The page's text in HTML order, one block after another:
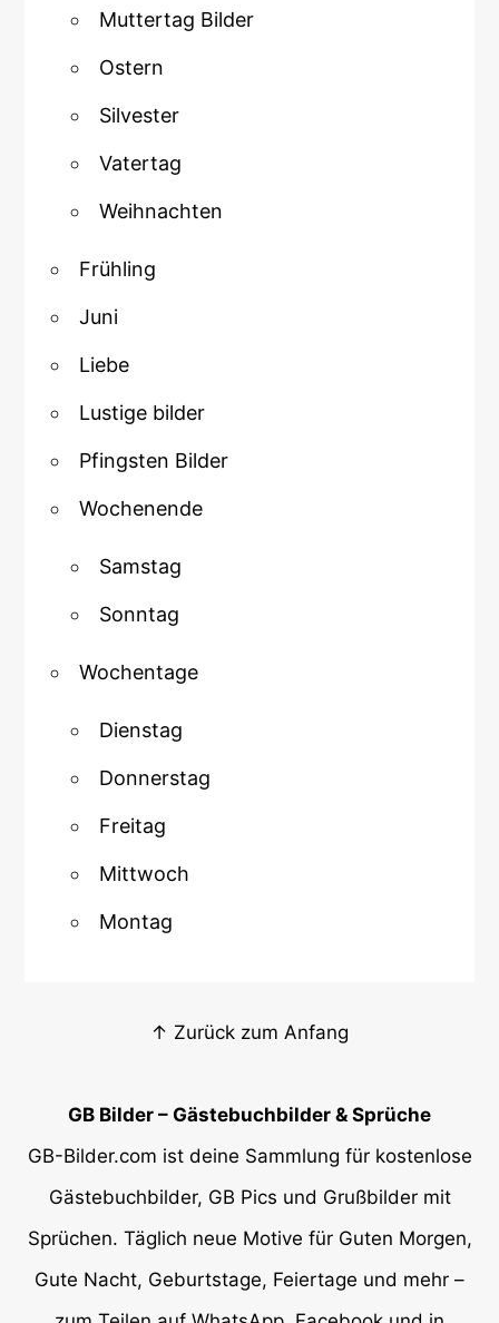
Muttertag Bilder
Ostern
Silvester
Vatertag
Weihnachten
Frühling
Juni
Liebe
Lustige bilder
Pfingsten Bilder
Wochenende
Samstag
Sonntag
Wochentage
Dienstag
Donnerstag
Freitag
Mittwoch
Montag
↑ Zurück zum Anfang
GB Bilder – Gästebuchbilder & Sprüche
GB-Bilder.com ist deine Sammlung für kostenlose
Gästebuchbilder, GB Pics und Grußbilder mit
Sprüchen. Täglich neue Motive für Guten Morgen,
Gute Nacht, Geburtstage, Feiertage und mehr –